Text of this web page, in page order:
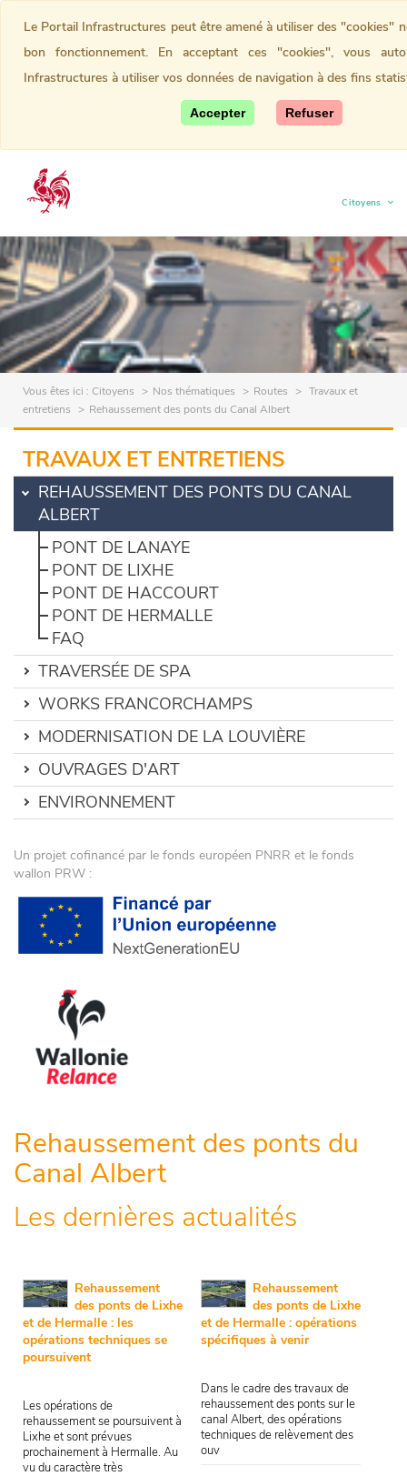
Citoyens
(current)
Vous êtes ici : Citoyens Nos thématiques Routes
Travaux et
entretiens
Rehaussement des ponts du Canal Albert
TRAVAUX ET ENTRETIENS
REHAUSSEMENT DES PONTS DU CANAL
ALBERT
PONT DE LANAYE
PONT DE LIXHE
PONT DE HACCOURT
PONT DE HERMALLE
FAQ
TRAVERSÉE DE SPA
WORKS FRANCORCHAMPS
MODERNISATION DE LA LOUVIÈRE
OUVRAGES D'ART
ENVIRONNEMENT
Un projet cofinancé par le fonds européen PNRR et le fonds
wallon PRW :
Rehaussement des ponts du
Canal Albert
Les dernières actualités
Rehaussement
des ponts de Lixhe
et de Hermalle : les
opérations techniques se
poursuivent
Les opérations de
rehaussement se poursuivent à
Lixhe et sont prévues
prochainement à Hermalle. Au
vu du caractère très
Rehaussement
des ponts de Lixhe
et de Hermalle : opérations
spécifiques à venir
Dans le cadre des travaux de
rehaussement des ponts sur le
canal Albert, des opérations
techniques de relèvement des
ouv
Le Portail Infrastructures peut être amené à utiliser des "cookies"
bon fonctionnement. En acceptant ces "cookies", vous
Infrastructures à utiliser vos données de navigation à des fins
Accepter Refuser